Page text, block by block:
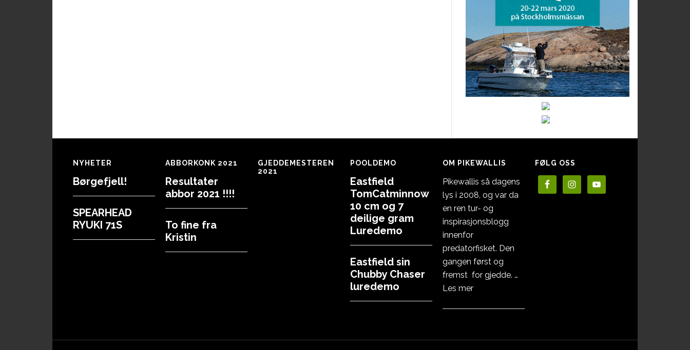
Footer
NYHETER
Børgefjell!
SPEARHEAD
RYUKI 71S
ABBORKONK 2021
Resultater
abbor 2021 !!!!
To fine fra
Kristin
GJEDDEMESTEREN
2021
POOLDEMO
Eastfield
TomCatminnow
10 cm og 7
deilige gram
Luredemo
Eastfield sin
Chubby Chaser
luredemo
OM PIKEWALLIS
Pikewallis så dagens
lys i 2008, og var da
en ren tur- og
inspirasjonsblogg
innenfor
predatorfisket. Den
gangen først og
fremst for gjedde. …
Les meromOm
FØLG OSS